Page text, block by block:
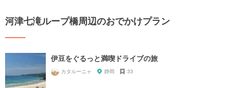
河津七滝ループ橋周辺のおでかけプラン
伊豆をぐるっと満喫ドライブの旅
カタルーニャ 静岡 33